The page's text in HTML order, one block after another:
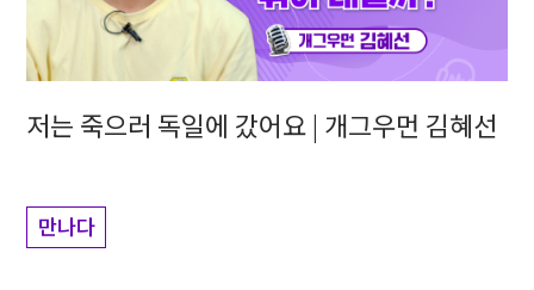
저는 죽으러 독일에 갔어요 | 개그우먼 김혜선
만나다